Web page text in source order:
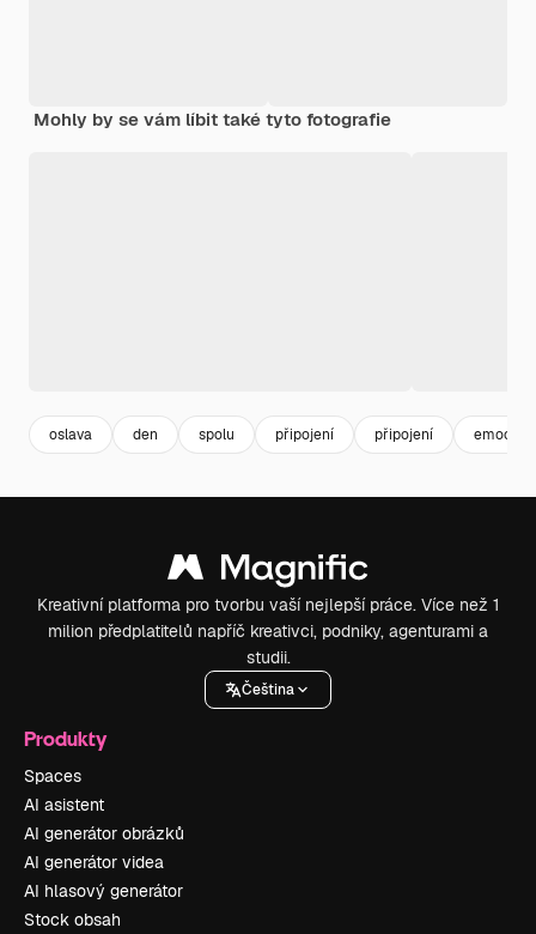
Mohly by se vám líbit také tyto fotografie
oslava den spolu připojení připojení emoce
Kreativní platforma pro tvorbu vaší nejlepší práce. Více než 1
milion předplatitelů napříč kreativci, podniky, agenturami a
studii.
Čeština
Produkty
Spaces
AI asistent
AI generátor obrázků
AI generátor videa
AI hlasový generátor
Stock obsah